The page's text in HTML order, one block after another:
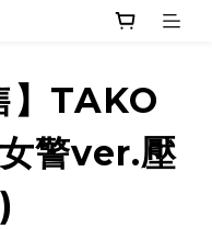
】TAKO
警ver.壓